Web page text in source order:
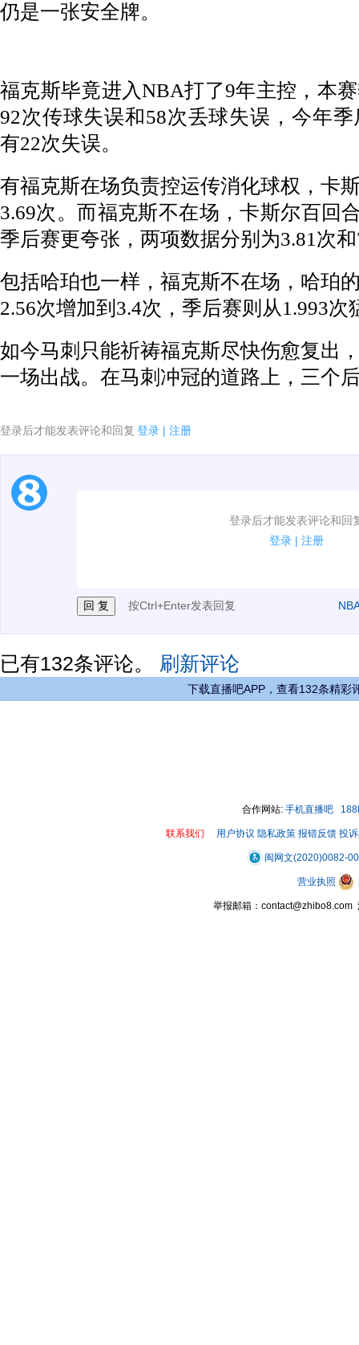
仍是一张安全牌。
福克斯毕竟进入NBA打了9年主控，本
92次传球失误和58次丢球失误，今年
有22次失误。
有福克斯在场负责控运传消化球权，卡
3.69次。而福克斯不在场，卡斯尔百回
季后赛更夸张，两项数据分别为3.81次
包括哈珀也一样，福克斯不在场，哈珀
2.56次增加到3.4次，季后赛则从1.993次
如今马刺只能祈祷福克斯尽快伤愈复出
一场出战。在马刺冲冠的道路上，三个
登录后才能发表评论和回复 登录 | 注册
登录后才能发表评论和回
登录 | 注册
1.电脑端新用户可以发表评论了！
按Ctrl+Enter发表回复
已有132条评论。 刷新评论
下载直播吧APP，查看132条精彩
合作网站: 手机直播吧
联系我们 用户协议 隐私政策 报错反馈 投
闽网文(2020)0082-
营业执照
举报邮箱：